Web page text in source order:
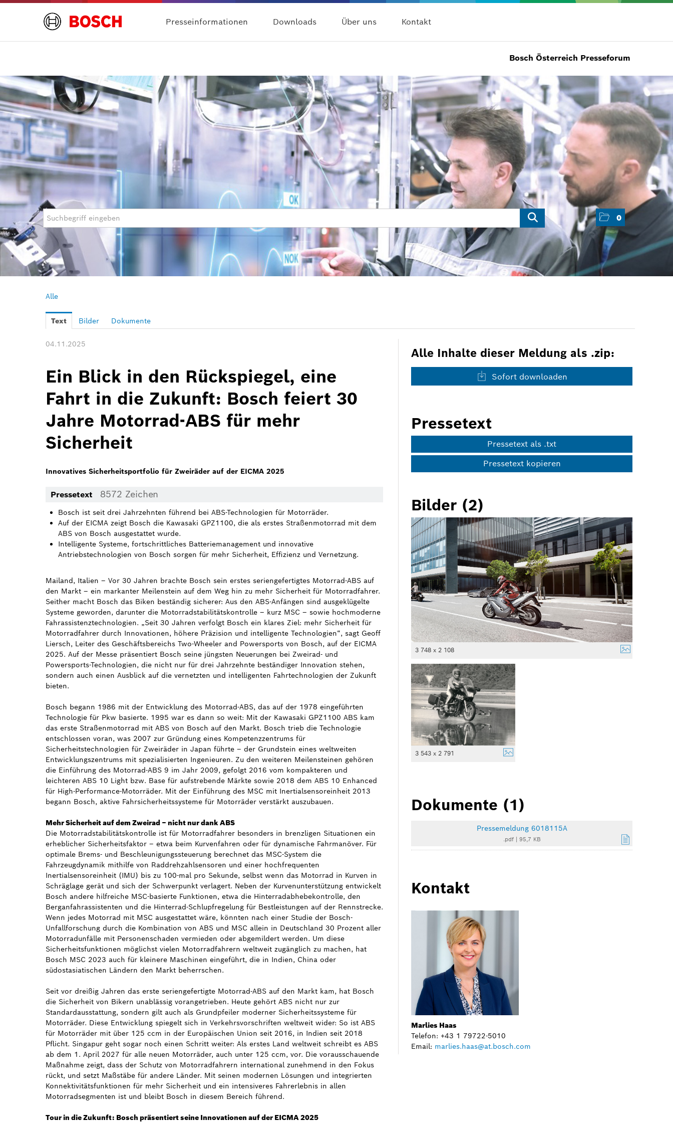
Presseinformationen Downloads Über uns Kontakt
0
Bosch Österreich Presseforum
Alle
Text Bilder Dokumente
04.11.2025
Ein Blick in den Rückspiegel, eine
Fahrt in die Zukunft: Bosch feiert 30
Jahre Motorrad-ABS für mehr
Sicherheit
Innovatives Sicherheitsportfolio für Zweiräder auf der EICMA 2025
Pressetext 8572 Zeichen
Bosch ist seit drei Jahrzehnten führend bei ABS-Technologien für Motorräder.
Auf der EICMA zeigt Bosch die Kawasaki GPZ1100, die als erstes Straßenmotorrad mit dem
ABS von Bosch ausgestattet wurde.
Intelligente Systeme, fortschrittliches Batteriemanagement und innovative
Antriebstechnologien von Bosch sorgen für mehr Sicherheit, Effizienz und Vernetzung.
Mailand, Italien – Vor 30 Jahren brachte Bosch sein erstes seriengefertigtes Motorrad-ABS auf
den Markt – ein markanter Meilenstein auf dem Weg hin zu mehr Sicherheit für Motorradfahrer.
Seither macht Bosch das Biken beständig sicherer: Aus den ABS-Anfängen sind ausgeklügelte
Systeme geworden, darunter die Motorradstabilitätskontrolle – kurz MSC – sowie hochmoderne
Fahrassistenztechnologien. „Seit 30 Jahren verfolgt Bosch ein klares Ziel: mehr Sicherheit für
Motorradfahrer durch Innovationen, höhere Präzision und intelligente Technologien“, sagt Geoff
Liersch, Leiter des Geschäftsbereichs Two-Wheeler and Powersports von Bosch, auf der EICMA
2025. Auf der Messe präsentiert Bosch seine jüngsten Neuerungen bei Zweirad- und
Powersports-Technologien, die nicht nur für drei Jahrzehnte beständiger Innovation stehen,
sondern auch einen Ausblick auf die vernetzten und intelligenten Fahrtechnologien der Zukunft
bieten.
Bosch begann 1986 mit der Entwicklung des Motorrad-ABS, das auf der 1978 eingeführten
Technologie für Pkw basierte. 1995 war es dann so weit: Mit der Kawasaki GPZ1100 ABS kam
das erste Straßenmotorrad mit ABS von Bosch auf den Markt. Bosch trieb die Technologie
entschlossen voran, was 2007 zur Gründung eines Kompetenzzentrums für
Sicherheitstechnologien für Zweiräder in Japan führte – der Grundstein eines weltweiten
Entwicklungszentrums mit spezialisierten Ingenieuren. Zu den weiteren Meilensteinen gehören
die Einführung des Motorrad-ABS 9 im Jahr 2009, gefolgt 2016 vom kompakteren und
leichteren ABS 10 Light bzw. Base für aufstrebende Märkte sowie 2018 dem ABS 10 Enhanced
für High-Performance-Motorräder. Mit der Einführung des MSC mit Inertialsensoreinheit 2013
begann Bosch, aktive Fahrsicherheitssysteme für Motorräder verstärkt auszubauen.
Mehr Sicherheit auf dem Zweirad – nicht nur dank ABS
Die Motorradstabilitätskontrolle ist für Motorradfahrer besonders in brenzligen Situationen ein
erheblicher Sicherheitsfaktor – etwa beim Kurvenfahren oder für dynamische Fahrmanöver. Für
optimale Brems- und Beschleunigungssteuerung berechnet das MSC-System die
Fahrzeugdynamik mithilfe von Raddrehzahlsensoren und einer hochfrequenten
Inertialsensoreinheit (IMU) bis zu 100-mal pro Sekunde, selbst wenn das Motorrad in Kurven in
Schräglage gerät und sich der Schwerpunkt verlagert. Neben der Kurvenunterstützung entwickelt
Bosch andere hilfreiche MSC-basierte Funktionen, etwa die Hinterradabhebekontrolle, den
Berganfahrassistenten und die Hinterrad-Schlupfregelung für Bestleistungen auf der Rennstrecke.
Wenn jedes Motorrad mit MSC ausgestattet wäre, könnten nach einer Studie der Bosch-
Unfallforschung durch die Kombination von ABS und MSC allein in Deutschland 30 Prozent aller
Motorradunfälle mit Personenschaden vermieden oder abgemildert werden. Um diese
Sicherheitsfunktionen möglichst vielen Motorradfahrern weltweit zugänglich zu machen, hat
Bosch MSC 2023 auch für kleinere Maschinen eingeführt, die in Indien, China oder
südostasiatischen Ländern den Markt beherrschen.
Seit vor dreißig Jahren das erste seriengefertigte Motorrad-ABS auf den Markt kam, hat Bosch
die Sicherheit von Bikern unablässig vorangetrieben. Heute gehört ABS nicht nur zur
Standardausstattung, sondern gilt auch als Grundpfeiler moderner Sicherheitssysteme für
Motorräder. Diese Entwicklung spiegelt sich in Verkehrsvorschriften weltweit wider: So ist ABS
für Motorräder mit über 125 ccm in der Europäischen Union seit 2016, in Indien seit 2018
Pflicht. Singapur geht sogar noch einen Schritt weiter: Als erstes Land weltweit schreibt es ABS
ab dem 1. April 2027 für alle neuen Motorräder, auch unter 125 ccm, vor. Die vorausschauende
Maßnahme zeigt, dass der Schutz von Motorradfahrern international zunehmend in den Fokus
rückt, und setzt Maßstäbe für andere Länder. Mit seinen modernen Lösungen und integrierten
Konnektivitätsfunktionen für mehr Sicherheit und ein intensiveres Fahrerlebnis in allen
Motorradsegmenten ist und bleibt Bosch in diesem Bereich führend.
Tour in die Zukunft: Bosch präsentiert seine Innovationen auf der EICMA 2025
Alle Inhalte dieser Meldung als .zip:
Sofort downloaden
Pressetext
Pressetext als .txt
Pressetext kopieren
Bilder (2)
3 748 x 2 108
3 543 x 2 791
Dokumente (1)
Pressemeldung 6018115A
.pdf| 95,7 KB
Kontakt
Marlies Haas
Telefon: +43 1 79722-5010
Email: marlies.haas@at.bosch.com